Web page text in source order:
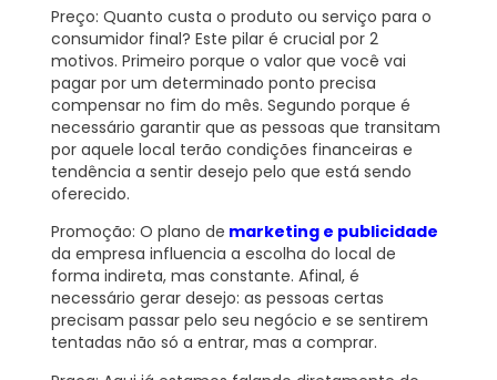
Preço: Quanto custa o produto ou serviço para o
consumidor final? Este pilar é crucial por 2
motivos. Primeiro porque o valor que você vai
pagar por um determinado ponto precisa
compensar no fim do mês. Segundo porque é
necessário garantir que as pessoas que transitam
por aquele local terão condições financeiras e
tendência a sentir desejo pelo que está sendo
oferecido.
Promoção: O plano de marketing e publicidade
da empresa influencia a escolha do local de
forma indireta, mas constante. Afinal, é
necessário gerar desejo: as pessoas certas
precisam passar pelo seu negócio e se sentirem
tentadas não só a entrar, mas a comprar.